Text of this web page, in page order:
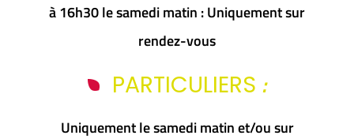
à 16h30 le samedi matin : Uniquement sur
rendez-vous
PARTICULIERS :
Uniquement le samedi matin et/ou sur